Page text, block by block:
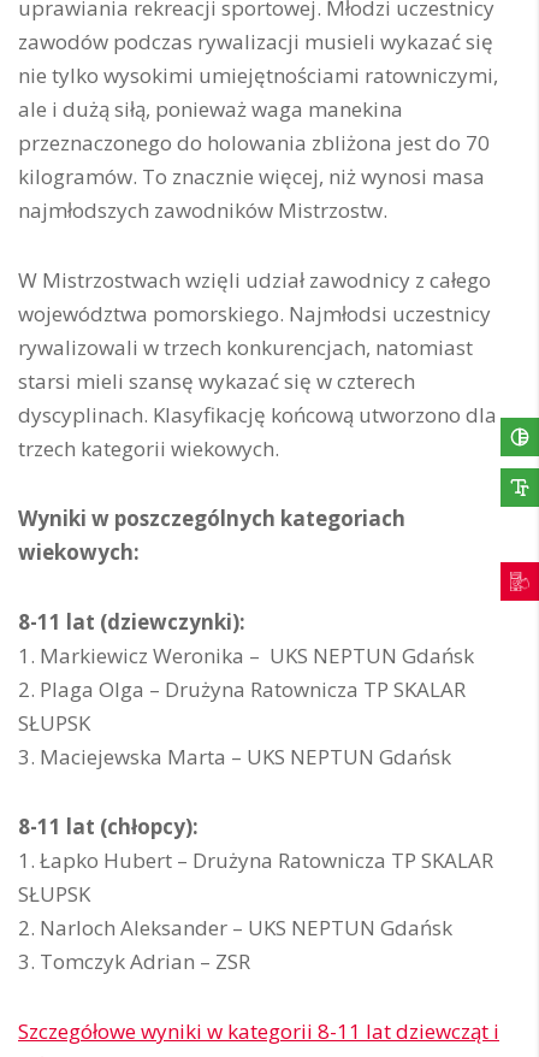
uprawiania rekreacji sportowej. Młodzi uczestnicy
zawodów podczas rywalizacji musieli wykazać się
nie tylko wysokimi umiejętnościami ratowniczymi,
ale i dużą siłą, ponieważ waga manekina
przeznaczonego do holowania zbliżona jest do 70
kilogramów. To znacznie więcej, niż wynosi masa
najmłodszych zawodników Mistrzostw.
W Mistrzostwach wzięli udział zawodnicy z całego
województwa pomorskiego. Najmłodsi uczestnicy
rywalizowali w trzech konkurencjach, natomiast
starsi mieli szansę wykazać się w czterech
dyscyplinach. Klasyfikację końcową utworzono dla
trzech kategorii wiekowych.
Wyniki w poszczególnych kategoriach
wiekowych:
8-11 lat (dziewczynki):
1. Markiewicz Weronika – UKS NEPTUN Gdańsk
2. Plaga Olga – Drużyna Ratownicza TP SKALAR
SŁUPSK
3. Maciejewska Marta – UKS NEPTUN Gdańsk
8-11 lat (chłopcy):
1. Łapko Hubert – Drużyna Ratownicza TP SKALAR
SŁUPSK
2. Narloch Aleksander – UKS NEPTUN Gdańsk
3. Tomczyk Adrian – ZSR
Szczegółowe wyniki w kategorii 8-11 lat dziewcząt i